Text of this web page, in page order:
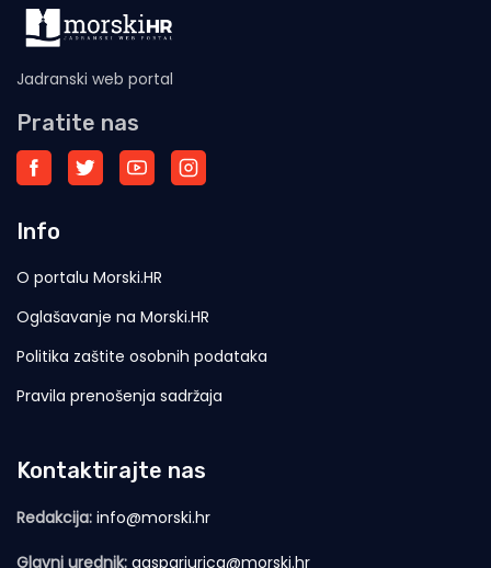
Jadranski web portal
Pratite nas
Info
O portalu Morski.HR
Oglašavanje na Morski.HR
Politika zaštite osobnih podataka
Pravila prenošenja sadržaja
Kontaktirajte nas
Redakcija: info@morski.hr
Glavni urednik: gasparjurica@morski.hr